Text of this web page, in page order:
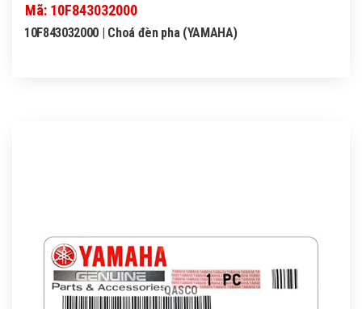
Mã: 10F843032000
10F843032000 | Choá đèn pha (YAMAHA)
QASCO